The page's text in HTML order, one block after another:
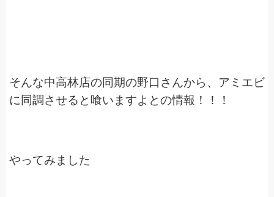
そんな中高林店の同期の野口さんから、アミエビ
に同調させると喰いますよとの情報！！！
やってみました